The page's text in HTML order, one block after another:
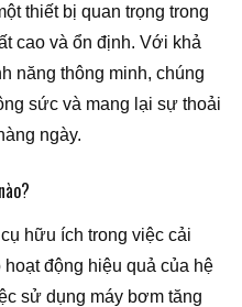
thiết bị quan trọng trong
cao và ổn định. Với khả
năng thông minh, chúng
sức và mang lại sự thoải
ngày.
hữu ích trong việc cải
động hiệu quả của hệ
sử dụng máy bơm tăng